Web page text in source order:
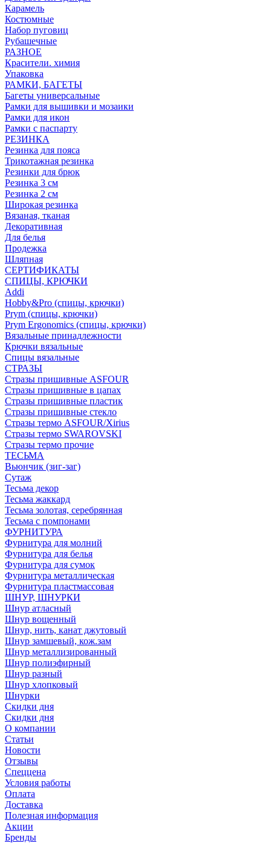
Карамель
Костюмные
Набор пуговиц
Рубашечные
РАЗНОЕ
Красители. химия
Упаковка
РАМКИ, БАГЕТЫ
Багеты универсальные
Рамки для вышивки и мозаики
Рамки для икон
Рамки с паспарту
РЕЗИНКА
Резинка для пояса
Трикотажная резинка
Резинки для брюк
Резинка 3 см
Резинка 2 см
Широкая резинка
Вязаная, тканая
Декоративная
Для белья
Продежка
Шляпная
СЕРТИФИКАТЫ
СПИЦЫ, КРЮЧКИ
Addi
Hobby&Pro (спицы, крючки)
Prym (спицы, крючки)
Prym Ergonomics (спицы, крючки)
Вязальные принадлежности
Крючки вязальные
Спицы вязальные
СТРАЗЫ
Стразы пришивные ASFOUR
Стразы пришивные в цапах
Стразы пришивные пластик
Стразы пришивные стекло
Стразы термо ASFOUR/Xirius
Стразы термо SWAROVSKI
Стразы термо прочие
ТЕСЬМА
Вьюнчик (зиг-заг)
Сутаж
Тесьма декор
Тесьма жаккард
Тесьма золотая, серебрянная
Тесьма с помпонами
ФУРНИТУРА
Фурнитура для молний
Фурнитура для белья
Фурнитура для сумок
Фурнитура металлическая
Фурнитура пластмассовая
ШНУР, ШНУРКИ
Шнур атласный
Шнур вощенный
Шнур, нить, канат джутовый
Шнур замшевый, кож.зам
Шнур металлизированный
Шнур полиэфирный
Шнур разный
Шнур хлопковый
Шнурки
Скидки дня
Скидки дня
О компании
Статьи
Новости
Отзывы
Спеццена
Условия работы
Оплата
Доставка
Полезная информация
Акции
Бренды